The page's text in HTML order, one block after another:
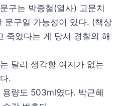
구는 박종철(열사) 고문치
문구일 가능성이 있다. (책상
죽었다는 게 당시 경찰의 해
달리 생각할 여지가 없는
.
량도 503ml였다. 박근혜